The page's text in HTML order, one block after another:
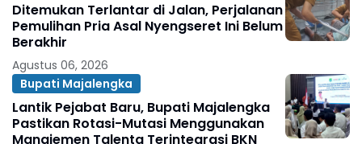
Ditemukan Terlantar di Jalan, Perjalanan
Pemulihan Pria Asal Nyengseret Ini Belum
Berakhir
Agustus 06, 2026
Bupati Majalengka
Lantik Pejabat Baru, Bupati Majalengka
Pastikan Rotasi-Mutasi Menggunakan
Manajemen Talenta Terintegrasi BKN